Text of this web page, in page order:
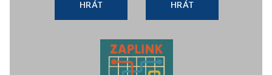
HRÁT HRÁT